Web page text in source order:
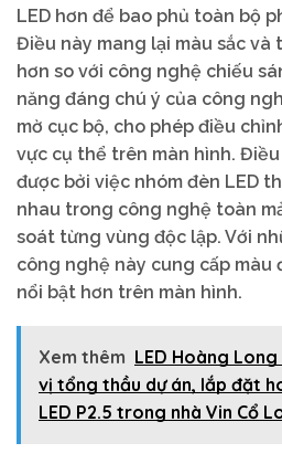
LED hơn để bao phủ toàn bộ
Điều này mang lại màu sắc
hơn so với công nghệ chiếu
năng đáng chú ý của công
mờ cục bộ, cho phép điều
vực cụ thể trên màn hình.
được bởi việc nhóm đèn LED
nhau trong công nghệ toàn
soát từng vùng độc lập. Với
công nghệ này cung cấp màu
nổi bật hơn trên màn hình.
Xem thêm LED Hoàng
vị tổng thầu dự án, lắp đặt
LED P2.5 trong nhà Vin Cổ